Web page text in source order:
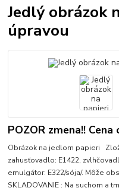
Jedlý obrázok
úpravou
POZOR zmena!!
Obrázok na jedlom papieri
zahusťovadlo: E1422,
emulgátor: E322/sója/. Môže
SKLADOVANIE : Na suchom a